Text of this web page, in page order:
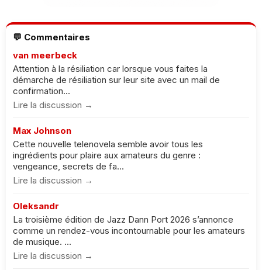
💬 Commentaires
van meerbeck
Attention à la résiliation car lorsque vous faites la
démarche de résiliation sur leur site avec un mail de
confirmation...
Lire la discussion →
Max Johnson
Cette nouvelle telenovela semble avoir tous les
ingrédients pour plaire aux amateurs du genre :
vengeance, secrets de fa...
Lire la discussion →
Oleksandr
La troisième édition de Jazz Dann Port 2026 s’annonce
comme un rendez-vous incontournable pour les amateurs
de musique. ...
Lire la discussion →